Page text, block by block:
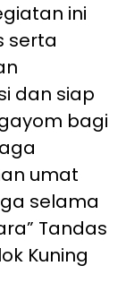
ini
serta
dan siap
bagi
umat
selama
Tandas
Kuning